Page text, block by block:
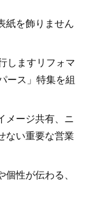
紙を飾りません
しますリフォマ
ース」特集を組
メージ共有、ニ
ない重要な営業
性が伝わる、